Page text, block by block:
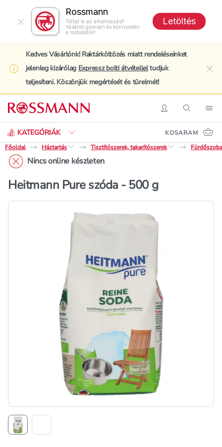
Rossmann
Töltsd le az alkalmazást!
Vásárolj gyorsan és könnyedén
a mobilodról!
Letöltés
Kedves Vásárlónk! Raktárköltözés miatt rendeléseinket
jelenleg kizárólag Expressz bolti átvételleltudjuk
teljesíteni. Köszönjük megértését és türelmét!
BelépésKeresés
KATEGÓRIÁK
Keresés
KOSARAM
Főoldal
Háztartás Tisztítószerek, takarítószerek
Nincs online készleten
Heitmann Pure szóda - 500 g